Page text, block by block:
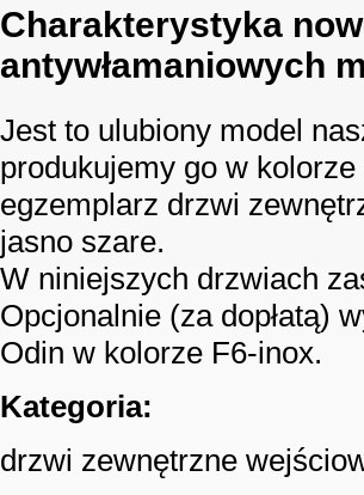
Charakterystyka
antywłamaniowych
Jest to ulubiony model
produkujemy go w kolorze
egzemplarz drzwi
jasno szare.
W niniejszych drzwiach
Opcjonalnie (za dopłatą)
Odin w kolorze F6-inox.
Kategoria:
drzwi zewnętrzne